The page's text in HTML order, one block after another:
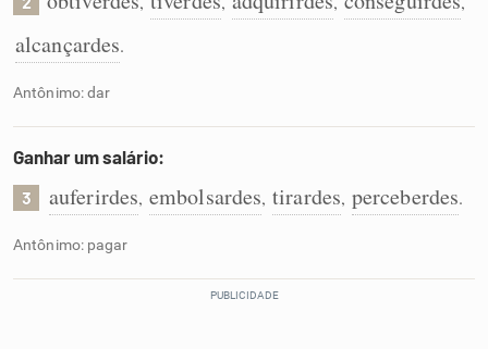
Caça-palavras
Dicionário
Sinônimos
alcançardes.
Antônimo: dar
Ganhar um salário:
3 auferirdes, embolsardes, tirardes, perceberdes.
Antônimo: pagar